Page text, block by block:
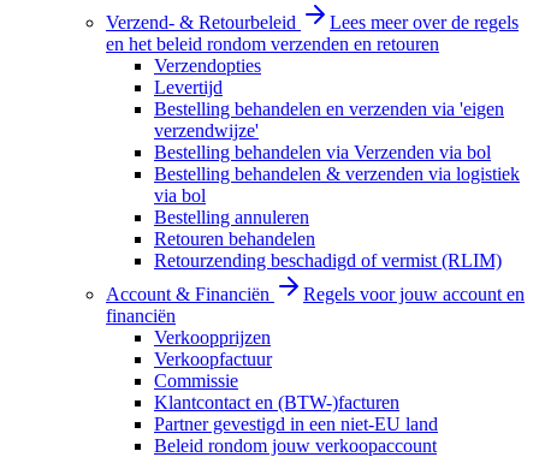
Verzend- & Retourbeleid
Lees meer over de regels
en het beleid rondom verzenden en retouren
Verzendopties
Levertijd
Bestelling behandelen en verzenden via 'eigen
verzendwijze'
Bestelling behandelen via Verzenden via bol
Bestelling behandelen & verzenden via logistiek
via bol
Bestelling annuleren
Retouren behandelen
Retourzending beschadigd of vermist (RLIM)
Account & Financiën
Regels voor jouw account en
financiën
Verkoopprijzen
Verkoopfactuur
Commissie
Klantcontact en (BTW-)facturen
Partner gevestigd in een niet-EU land
Beleid rondom jouw verkoopaccount